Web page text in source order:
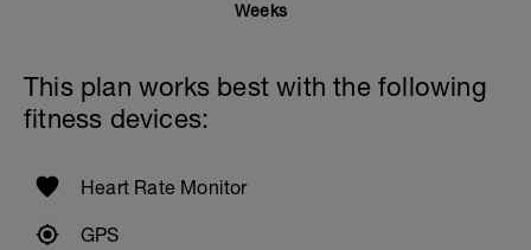
Weeks
This plan works best with the following
fitness devices:
Heart Rate Monitor
GPS